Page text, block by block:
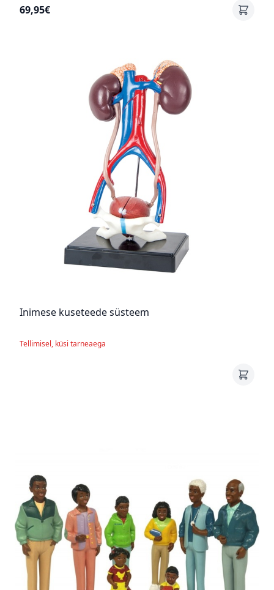
69,95€
Inimese kuseteede süsteem
Tellimisel, küsi tarneaega